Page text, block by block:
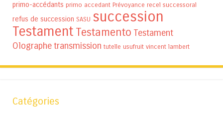
primo-accédants primo accedant Prévoyance recel successoral
refus de succession SASU succession
Testament Testamento Testament
Olographetransmission tutelle usufruit vincent lambert
Catégories